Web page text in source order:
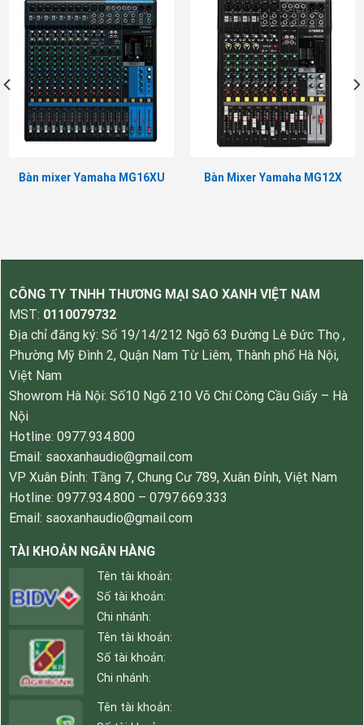
Bàn mixer Yamaha MG16XU Bàn Mixer Yamaha MG12X
CÔNG TY TNHH THƯƠNG MẠI SAO XANH VIỆT NAM
MST: 0110079732
Địa chỉ đăng ký: Số 19/14/212 Ngõ 63 Đường Lê Đức Thọ ,
Phường Mỹ Đình 2, Quận Nam Từ Liêm, Thành phố Hà Nội,
Việt Nam
Showrom Hà Nội: Số10 Ngõ 210 Võ Chí Công Cầu Giấy – Hà
Nội
Hotline: 0977.934.800
Email: saoxanhaudio@gmail.com
VP Xuân Đỉnh: Tầng 7, Chung Cư 789, Xuân Đỉnh, Việt Nam
Hotline: 0977.934.800 – 0797.669.333
Email: saoxanhaudio@gmail.com
TÀI KHOẢN NGÂN HÀNG
Tên tài khoản:
Số tài khoản:
Chi nhánh:
Tên tài khoản:
Số tài khoản:
Chi nhánh:
Tên tài khoản: